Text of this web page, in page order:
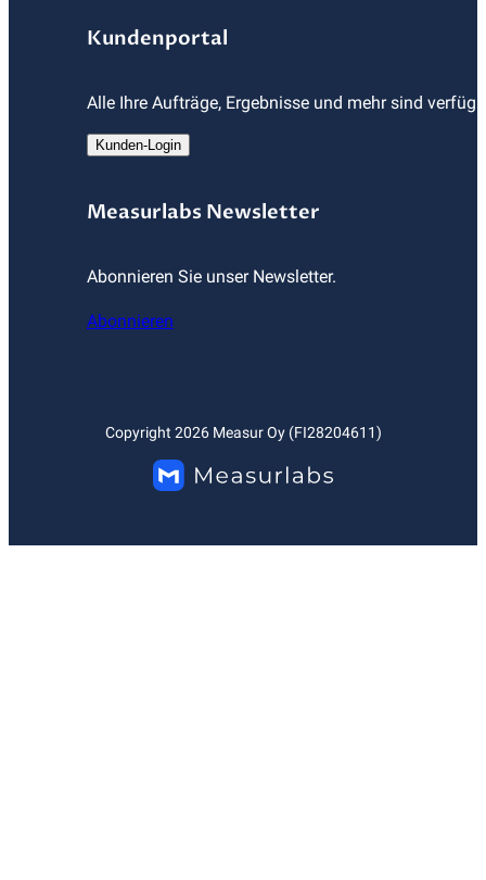
Kundenportal
Alle Ihre Aufträge, Ergebnisse und mehr sind
Kunden-Login
Measurlabs Newsletter
Abonnieren Sie unser Newsletter.
Abonnieren
Copyright 2026Measur Oy (FI28204611)